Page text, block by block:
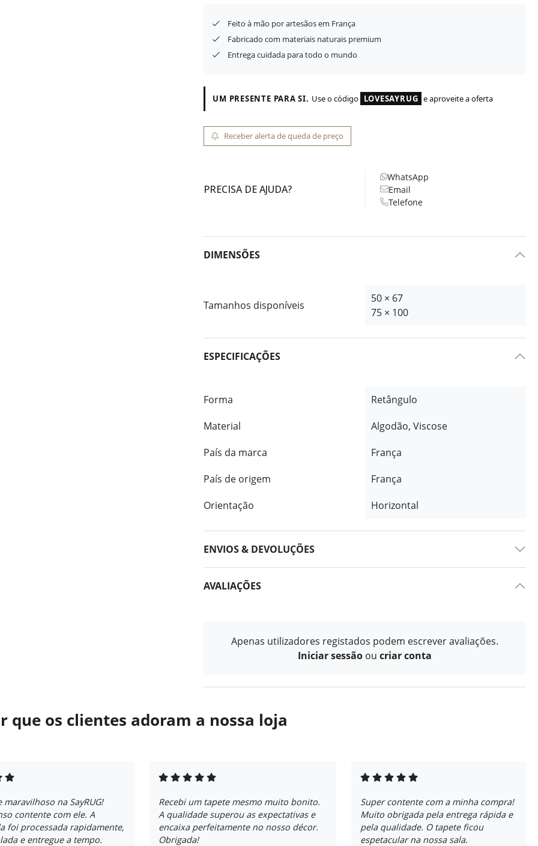
Feito à mão por artesãos em França
Fabricado com materiais naturais premium
Entrega cuidada para todo o mundo
UM PRESENTE PARA SI. Use o código LOVESAYRUG e aproveite a oferta
Receber alerta de queda de preço
PRECISA DE AJUDA?
WhatsApp
Email
Telefone
DIMENSÕES
Tamanhos disponíveis
50 × 67
75 × 100
ESPECIFICAÇÕES
Forma
Retângulo
Material
Algodão, Viscose
País da marca
França
País de origem
França
Orientação
Horizontal
ENVIOS & DEVOLUÇÕES
AVALIAÇÕES
Apenas utilizadores registados podem escrever avaliações.
Iniciar sessão ou criar conta
que os clientes adoram a nossa loja
maravilhoso na SayRUG!
contente com ele. A
foi processada rapidamente,
e entregue a tempo.
Recebi um tapete mesmo muito bonito.
A qualidade superou as expectativas e
encaixa perfeitamente no nosso décor.
Obrigada!
Super contente com a minha compra!
Muito obrigada pela entrega rápida e
pela qualidade. O tapete ficou
espetacular na nossa sala.